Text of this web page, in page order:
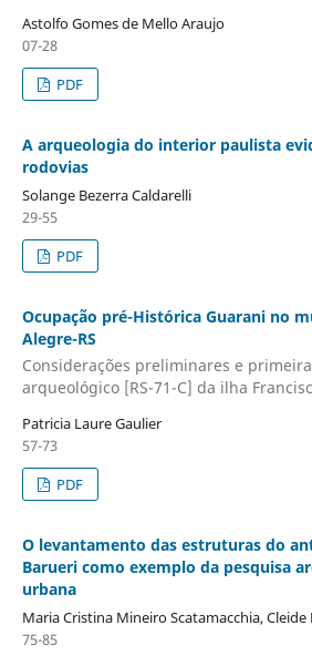
Astolfo Gomes de Mello Araujo
07-28
PDF
A arqueologia do interior paulista
rodovias
Solange Bezerra Caldarelli
29-55
PDF
Ocupação pré-Histórica Guarani no
Alegre-RS
Considerações preliminares e
arqueológico [RS-71-C] da ilha
Patricia Laure Gaulier
57-73
PDF
O levantamento das estruturas do
Barueri como exemplo da pesquisa
urbana
Maria Cristina Mineiro Scatamacchia, Cleide
75-85